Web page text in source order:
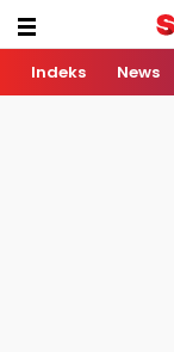
Indeks News